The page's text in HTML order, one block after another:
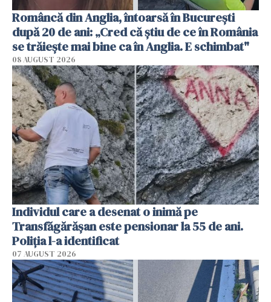
Româncă din Anglia, întoarsă în București
după 20 de ani: „Cred că știu de ce în România
se trăiește mai bine ca în Anglia. E schimbat"
08 AUGUST 2026
Individul care a desenat o inimă pe
Transfăgărășan este pensionar la 55 de ani.
Poliția l-a identificat
07 AUGUST 2026